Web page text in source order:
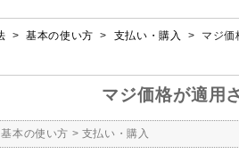
> 基本の使い方 > 支払い・購入 > マジ価
マジ価格が適用
基本の使い方 > 支払い・購入